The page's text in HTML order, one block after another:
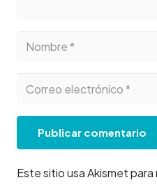
Publicar comentario
Este sitio usa Akismet para